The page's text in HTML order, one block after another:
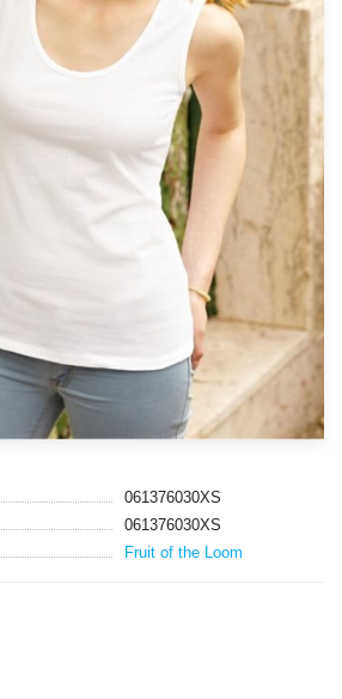
061376030XS
061376030XS
Fruit of the Loom